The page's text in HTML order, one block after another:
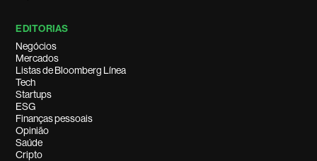
EDITORIAS
Negócios
Mercados
Listas de Bloomberg Línea
Tech
Startups
ESG
Finanças pessoais
Opinião
Saúde
Cripto